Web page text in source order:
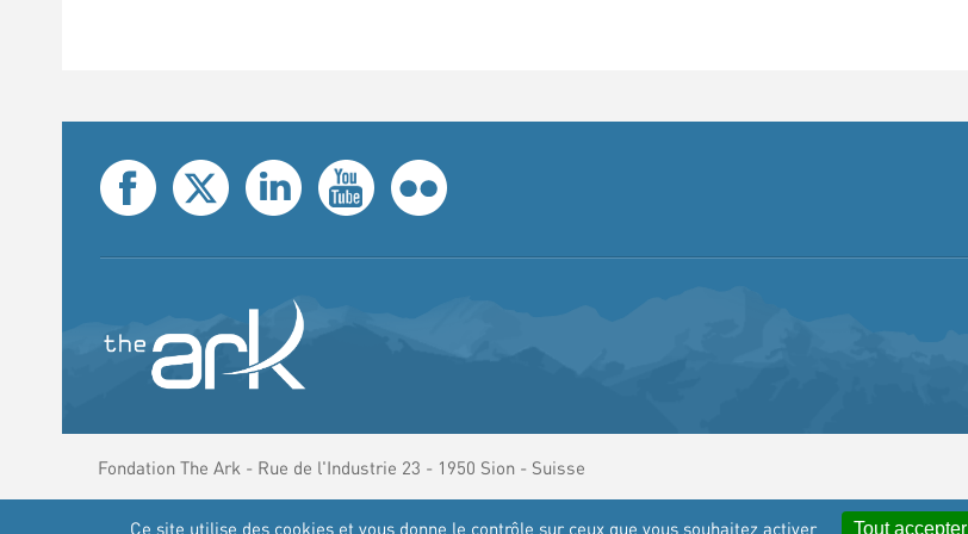
Fondation The Ark - Rue de l'Industrie 23 - 1950 Sion - Suisse
Ce site utilise des cookies et vous donne le contrôle sur ceux que vous souhaitez activer Tout accepter